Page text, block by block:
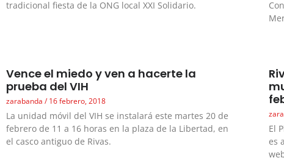
tradicional fiesta de la ONG local XXI Solidario.
Vence el miedo y ven a hacerte la
prueba del VIH
zarabanda 16 febrero, 2018
La unidad móvil del VIH se instalará este martes 20 de
febrero de 11 a 16 horas en la plaza de la Libertad, en
el casco antiguo de Rivas.
El
es